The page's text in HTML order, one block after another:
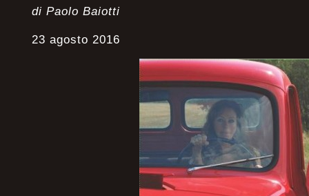
di Paolo Baiotti
23 agosto 2016